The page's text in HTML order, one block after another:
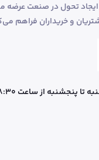
تحول در صنعت عرضه
و خریداران فراهم
تا پنجشنبه از ساعت 8:30 تا 17:00